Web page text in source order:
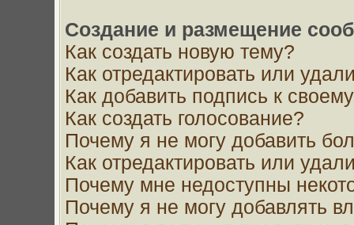
Создание и размещение
Как создать новую тему?
Как отредактировать или
Как добавить подпись к
Как создать голосование?
Почему я не могу добавить
Как отредактировать или
Почему мне недоступны
Почему я не могу добавлять